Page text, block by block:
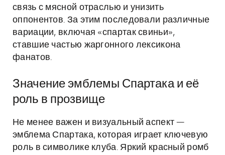
связь с мясной отраслью и унизить
оппонентов. За этим последовали различные
вариации, включая «спартак свиньи»,
ставшие частью жаргонного лексикона
фанатов.
Значение эмблемы Спартака и её
роль в прозвище
Не менее важен и визуальный аспект —
эмблема Спартака, которая играет ключевую
роль в символике клуба. Яркий красный ромб